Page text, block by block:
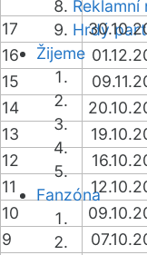
Reklamní
Hrdý
Žijeme
Fanzóna
17
16
15
14
13
12
11
10
9